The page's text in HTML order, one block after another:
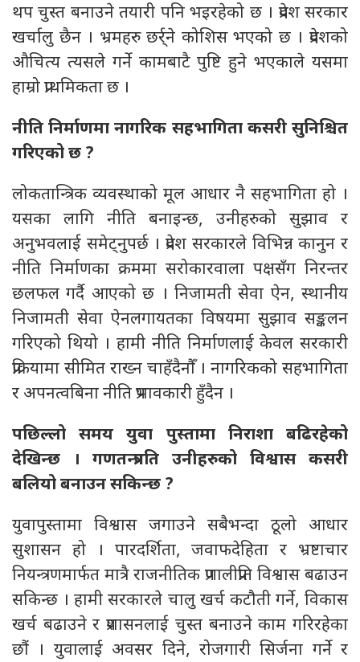
थप चुस्त बनाउने तयारी पनि भइरहेको छ । प्रदेश सरकार
खर्चालु छैन । भ्रमहरु छर्र्ने कोशिस भएको छ । प्रदेशको
औचित्य त्यसले गर्ने कामबाटै पुष्टि हुने भएकाले यसमा
हाम्रो प्राथमिकता छ ।
नीति निर्माणमा नागरिक सहभागिता कसरी सुनिश्चित
गरिएको छ ?
लोकतान्त्रिक व्यवस्थाको मूल आधार नै सहभागिता हो ।
यसका लागि नीति बनाइन्छ, उनीहरुको सुझाव र
अनुभवलाई समेट्नुपर्छ । प्रदेश सरकारले विभिन्न कानुन र
नीति निर्माणका क्रममा सरोकारवाला पक्षसँग निरन्तर
छलफल गर्दै आएको छ । निजामती सेवा ऐन, स्थानीय
निजामती सेवा ऐनलगायतका विषयमा सुझाव सङ्कलन
गरिएको थियो । हामी नीति निर्माणलाई केवल सरकारी
प्रक्रियामा सीमित राख्न चाहँदैनौँ । नागरिकको सहभागिता
र अपनत्वबिना नीति प्रभावकारी हुँदैन ।
पछिल्लो समय युवा पुस्तामा निराशा बढिरहेको
देखिन्छ । गणतन्त्रप्रति उनीहरुको विश्वास कसरी
बलियो बनाउन सकिन्छ ?
युवापुस्तामा विश्वास जगाउने सबैभन्दा ठूलो आधार
सुशासन हो । पारदर्शिता, जवाफदेहिता र भ्रष्टाचार
नियन्त्रणमार्फत मात्रै राजनीतिक प्रणालीप्रति विश्वास बढाउन
सकिन्छ । हामी सरकारले चालु खर्च कटौती गर्ने, विकास
खर्च बढाउने र प्रशासनलाई चुस्त बनाउने काम गरिरहेका
छौं । युवालाई अवसर दिने, रोजगारी सिर्जना गर्ने र